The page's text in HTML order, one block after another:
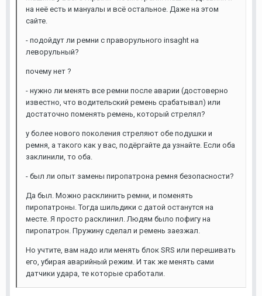
на неё есть и мануалы и всё остальное. Даже на этом
сайте.
- подойдут ли ремни с праворульного insaght на
леворульный?
почему нет ?
- нужно ли менять все ремни после аварии (достоверно
известно, что водительский ремень срабатывал) или
достаточно поменять ремень, который стрелял?
у более нового поколения стреляют обе подушки и
ремня, а такого как у вас, подёргайте да узнайте. Если оба
заклинили, то оба.
- был ли опыт замены пиропатрона ремня безопасности?
Да был. Можно расклинить ремни, и поменять
пиропатроны. Тогда шильдики с датой останутся на
месте. Я просто расклинил. Людям было пофигу на
пиропатрон. Пружину сделал и ремень заезжал.
Но учтите, вам надо или менять блок SRS или перешивать
его, убирая аварийный режим. И так же менять сами
датчики удара, те которые сработали.